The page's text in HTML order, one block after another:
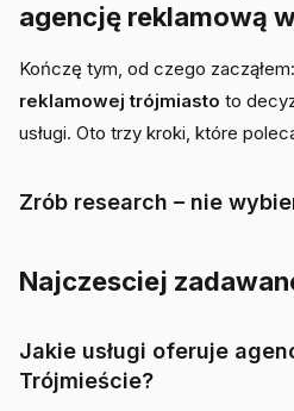
agencję reklamową
Kończę tym, od czego
reklamowej trójmiasto to
usługi. Oto trzy kroki, które
Zrób research – nie
Najczesciej
Jakie usługi oferuje
Trójmieście?